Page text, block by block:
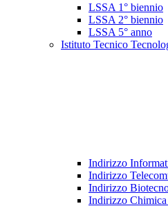
LSSA 1° biennio
LSSA 2° biennio
LSSA 5° anno
Istituto Tecnico
Indirizzo
Indirizzo
Indirizzo
Indirizzo